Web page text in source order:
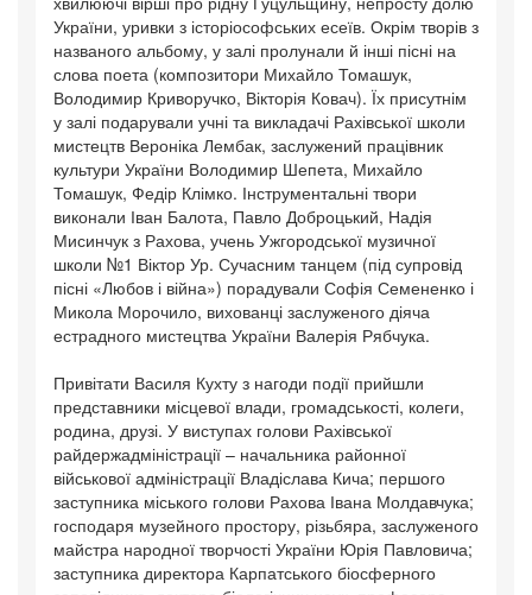
України, уривки з історіософських есеїв. Окрім творів з
названого альбому, у залі пролунали й інші пісні на
слова поета (композитори Михайло Томашук,
Володимир Криворучко, Вікторія Ковач). Їх присутнім
у залі подарували учні та викладачі Рахівської школи
мистецтв Вероніка Лембак, заслужений працівник
культури України Володимир Шепета, Михайло
Томашук, Федір Клімко. Інструментальні твори
виконали Іван Балота, Павло Доброцький, Надія
Мисинчук з Рахова, учень Ужгородської музичної
школи №1 Віктор Ур. Сучасним танцем (під супровід
пісні «Любов і війна») порадували Софія Семененко і
Микола Морочило, вихованці заслуженого діяча
естрадного мистецтва України Валерія Рябчука.
Привітати Василя Кухту з нагоди події прийшли
представники місцевої влади, громадськості, колеги,
родина, друзі. У виступах голови Рахівської
райдержадміністрації – начальника районної
військової адміністрації Владіслава Кича; першого
заступника міського голови Рахова Івана Молдавчука;
господаря музейного простору, різьбяра, заслуженого
майстра народної творчості України Юрія Павловича;
заступника директора Карпатського біосферного